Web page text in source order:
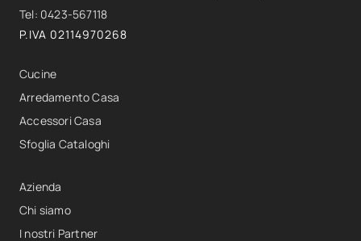
Tel: 0423-567118
P.IVA 02114970268
Cucine
Arredamento Casa
Accessori Casa
Sfoglia Cataloghi
Azienda
Chi siamo
I nostri Partner